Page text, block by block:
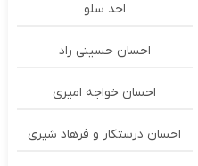
احد سلو
احسان حسینی راد
احسان خواجه امیری
احسان درستكار و فرهاد شيرى